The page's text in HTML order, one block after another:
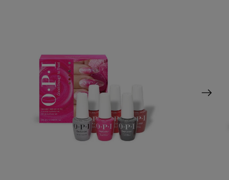
Next